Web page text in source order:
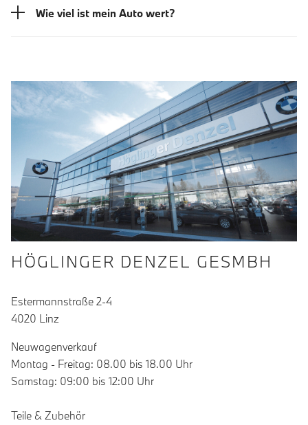
Wie viel ist mein Auto wert?
HÖGLINGER DENZEL GESMBH
Estermannstraße 2-4
4020 Linz
Neuwagenverkauf
Montag - Freitag: 08.00 bis 18.00 Uhr
Samstag: 09:00 bis 12:00 Uhr
Teile & Zubehör